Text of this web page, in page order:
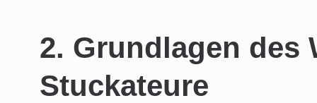
2. Grundlagen des
Stuckateure